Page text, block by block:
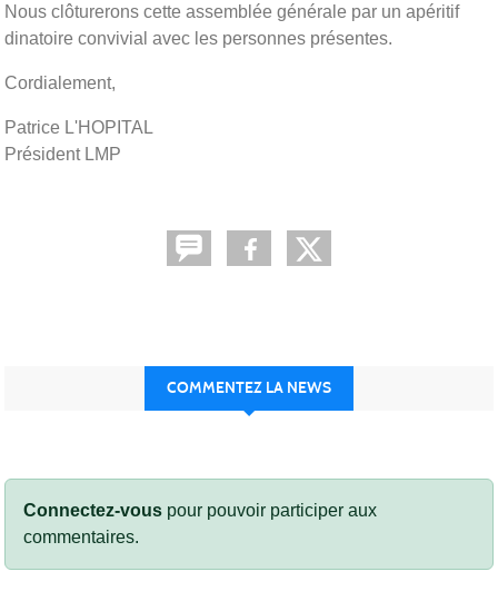
Nous clôturerons cette assemblée générale par un apéritif
dinatoire convivial avec les personnes présentes.
Cordialement,
Patrice L'HOPITAL
Président LMP
COMMENTEZ LA NEWS
Connectez-vous pour pouvoir participer aux
commentaires.